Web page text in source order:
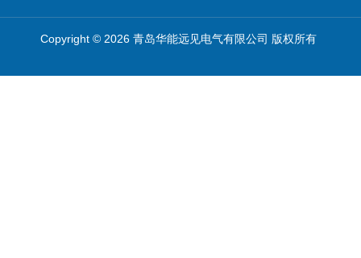
Copyright © 2026 青岛华能远见电气有限公司 版权所有